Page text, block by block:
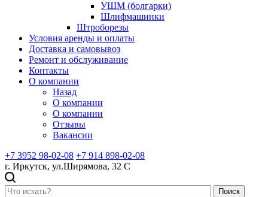
УШМ (болгарки)
Шлифмашинки
Штроборезы
Условия аренды и оплаты
Доставка и самовывоз
Ремонт и обслуживание
Контакты
О компании
Назад
О компании
О компании
Отзывы
Вакансии
+7 3952 98-02-08 +7 914 898-02-08
г. Иркутск, ул.Ширямова, 32 С
Поиск